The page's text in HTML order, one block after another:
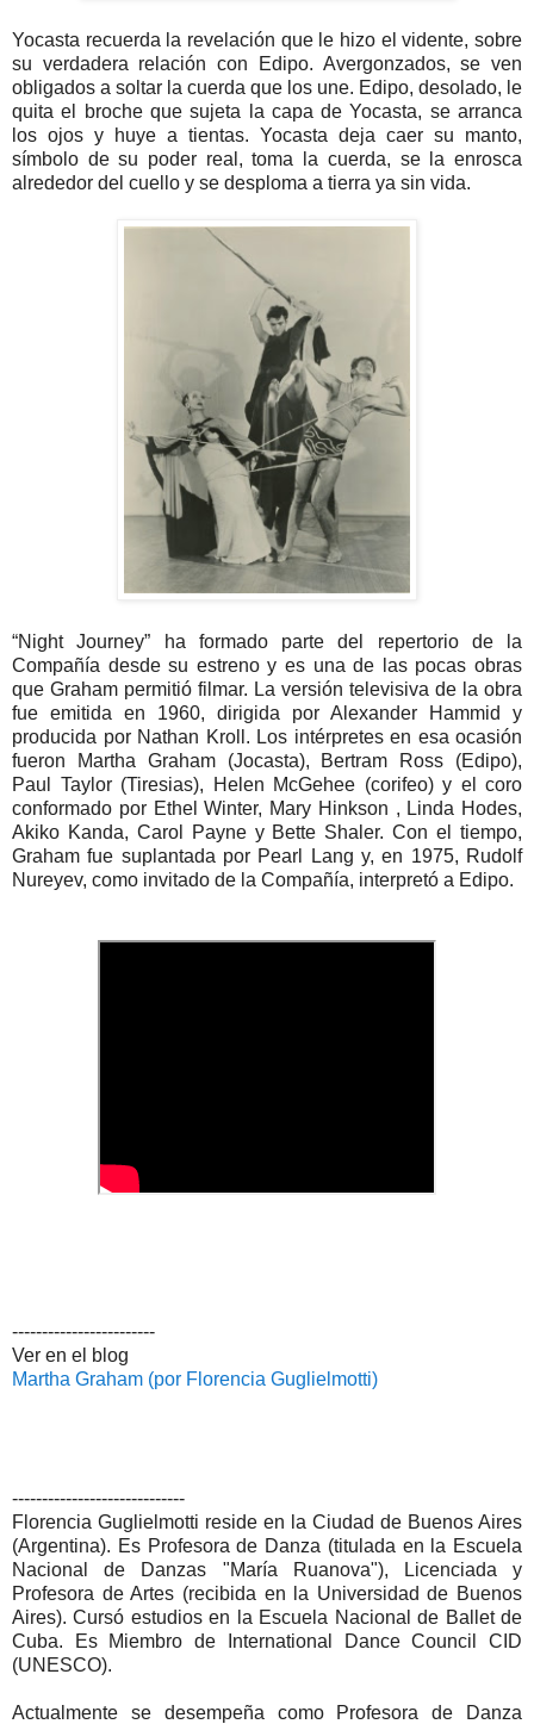
Yocasta recuerda la revelación que le hizo el vidente, sobre
su verdadera relación con Edipo. Avergonzados, se ven
obligados a soltar la cuerda que los une. Edipo, desolado, le
quita el broche que sujeta la capa de Yocasta, se arranca
los ojos y huye a tientas. Yocasta deja caer su manto,
símbolo de su poder real, toma la cuerda, se la enrosca
alrededor del cuello y se desploma a tierra ya sin vida.
“Night Journey” ha formado parte del repertorio de la
Compañía desde su estreno y es una de las pocas obras
que Graham permitió filmar. La versión televisiva de la obra
fue emitida en 1960, dirigida por Alexander Hammid y
producida por Nathan Kroll. Los intérpretes en esa ocasión
fueron Martha Graham (Jocasta), Bertram Ross (Edipo),
Paul Taylor (Tiresias), Helen McGehee (corifeo) y el coro
conformado por Ethel Winter, Mary Hinkson , Linda Hodes,
Akiko Kanda, Carol Payne y Bette Shaler. Con el tiempo,
Graham fue suplantada por Pearl Lang y, en 1975, Rudolf
Nureyev, como invitado de la Compañía, interpretó a Edipo.
------------------------
Ver en el blog
Martha Graham (por Florencia Guglielmotti)
-----------------------------
Florencia Guglielmotti reside en la Ciudad de Buenos Aires
(Argentina). Es Profesora de Danza (titulada en la Escuela
Nacional de Danzas "María Ruanova"), Licenciada y
Profesora de Artes (recibida en la Universidad de Buenos
Aires). Cursó estudios en la Escuela Nacional de Ballet de
Cuba. Es Miembro de International Dance Council CID
(UNESCO).
Actualmente se desempeña como Profesora de Danza